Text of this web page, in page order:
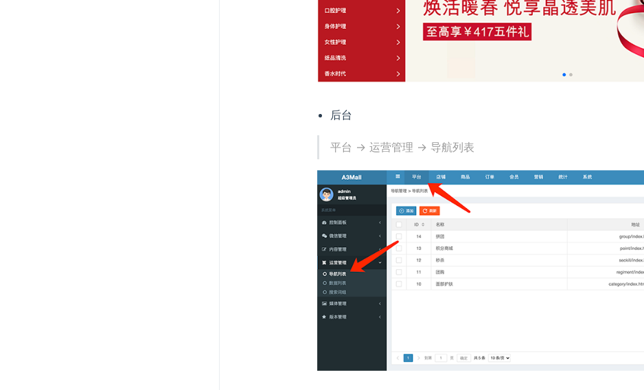
后台
平台 -> 运营管理 -> 导航列表